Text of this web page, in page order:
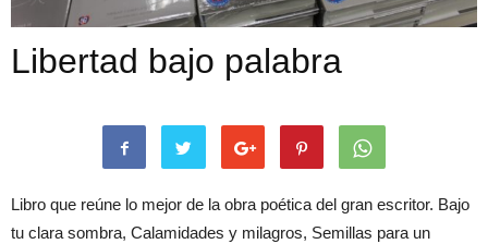
Libertad bajo palabra
Libro que reúne lo mejor de la obra poética del gran escritor. Bajo
tu clara sombra, Calamidades y milagros, Semillas para un